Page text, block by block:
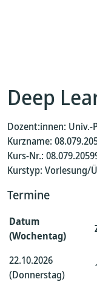
Deep
Dozent:innen:
Kurzname:
Kurs-Nr.:
Kurstyp: Vorlesung/
Termine
Datum
(Wochentag)
22.10.2026
(Donnerstag)